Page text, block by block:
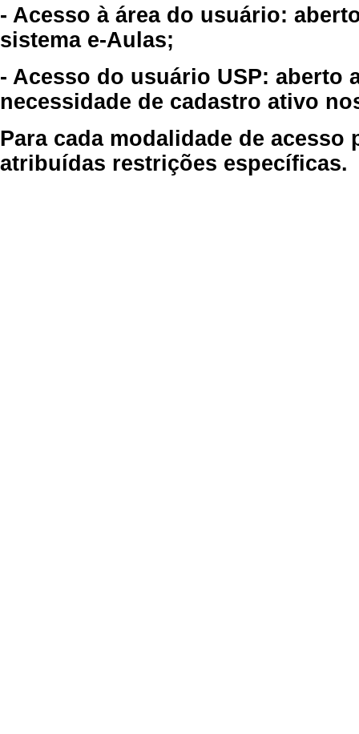
- Acesso à área do usuário:
sistema e-Aulas;
- Acesso do usuário USP: aberto
necessidade de cadastro ativo
Para cada modalidade de
atribuídas restrições específicas.